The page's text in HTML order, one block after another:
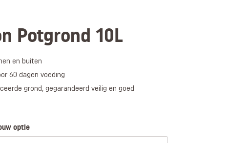
Potgrond 10L
en buiten
60 dagen voeding
grond, gegarandeerd veilig en goed
optie